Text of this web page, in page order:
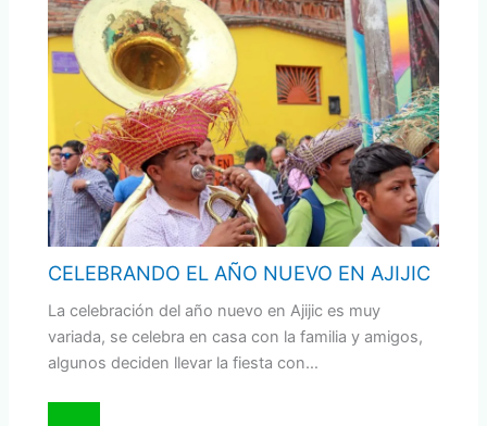
CELEBRANDO EL AÑO NUEVO EN AJIJIC
La celebración del año nuevo en Ajijic es muy
variada, se celebra en casa con la familia y amigos,
algunos deciden llevar la fiesta con…